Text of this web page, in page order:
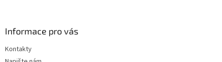
Informace pro vás
Kontakty